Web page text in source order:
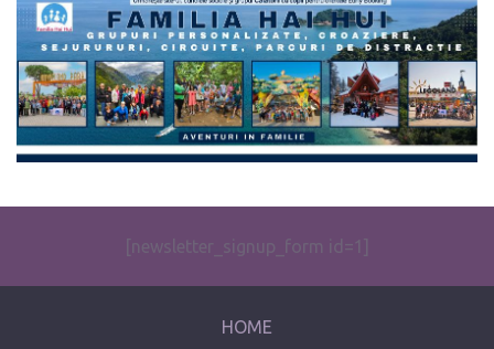
The form you have selected does not exist.
[newsletter_signup_form id=1]
HOME